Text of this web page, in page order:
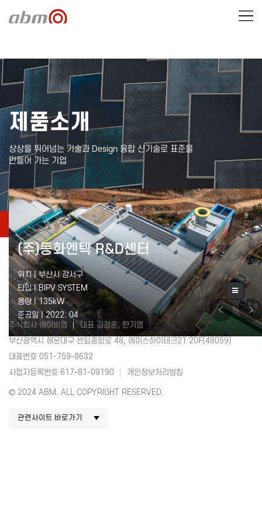
제품소개
상상을 뛰어넘는 기술과 Design 융합 신기술로 표준을
만들어 가는 기업
제품소개 시공실적
(주)동화엔텍 R&D센터
위치 | 부산시 강서구
타입 | BIPV SYSTEM
용량 | 135kW
준공일 | 2022. 04
주식회사 에이비엠
대표 김정훈, 한기영
부산광역시 해운대구 센텀중앙로 48, 에이스하이테크21 20F(48059)
대표번호 051-759-8632
사업자등록번호 617-81-09190
개인정보처리방침
2024 ABM. ALL COPYRIGHT RESERVED.